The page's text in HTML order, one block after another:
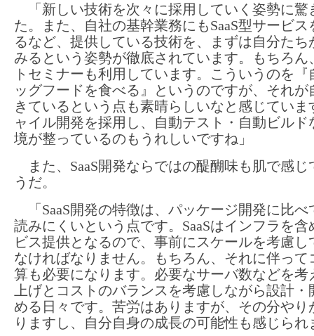
「新しい技術を次々に採用していく姿勢に驚
た。また、自社の基幹業務にもSaaS型サービス
るなど、提供している技術を、まずは自分たち
みるという姿勢が徹底されています。もちろん
トセミナーも利用しています。こういうのを『
ッグフードを食べる』というのですが、それが
きているという点も素晴らしいなと感じていま
ャイル開発を採用し、自動テスト・自動ビルド
境が整っているのもうれしいですね」
また、SaaS開発ならではの醍醐味も肌で感じ
うだ。
「SaaS開発の特徴は、パッケージ開発に比べ
読みにくいという点です。SaaSはインフラを含
ビス提供となるので、事前にスケールを考慮し
なければなりません。もちろん、それに伴って
算も必要になります。必要なサーバ数などを考
上げとコストのバランスを考慮しながら設計・
める日々です。苦労はありますが、その分やり
りますし、自分自身の成長の可能性も感じられ